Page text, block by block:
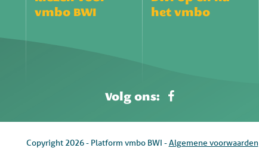
vmbo BWI
het vmbo
Volg ons:
Copyright 2026 - Platform vmbo BWI -Algemene voorwaarden